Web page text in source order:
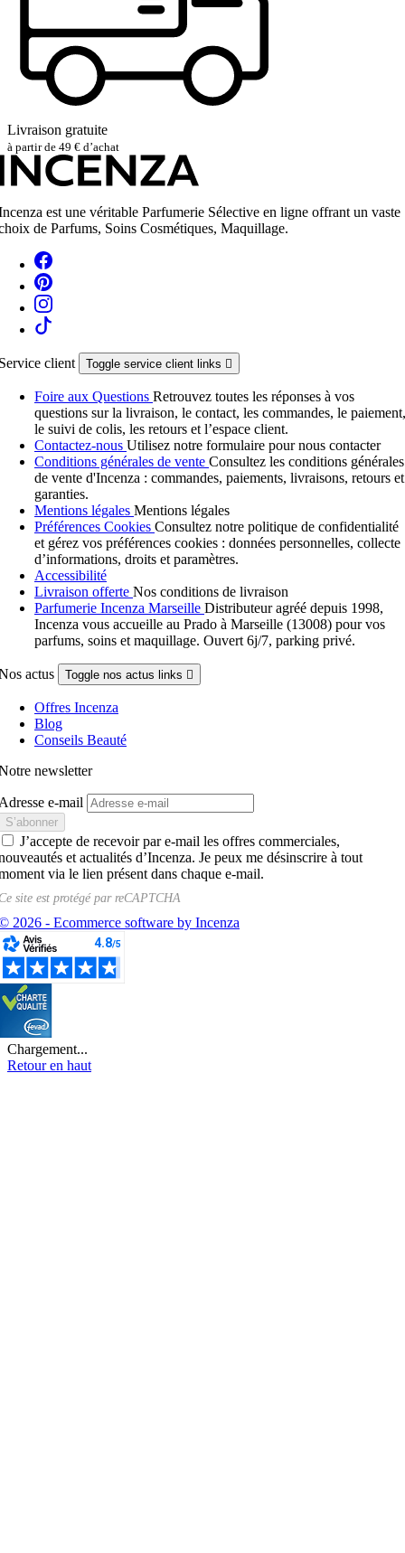
Livraison gratuite
à partir de 49 € d’achat
est une véritable Parfumerie Sélective en ligne offrant un vaste
de Parfums, Soins Cosmétiques, Maquillage.
client Toggle service client links 
Foire aux Questions Retrouvez toutes les réponses à vos
questions sur la livraison, le contact, les commandes, le paiement,
le suivi de colis, les retours et l’espace client.
Contactez-nous Utilisez notre formulaire pour nous contacter
Conditions générales de vente Consultez les conditions générales
de vente d'Incenza : commandes, paiements, livraisons, retours et
garanties.
Mentions légales Mentions légales
Préférences Cookies Consultez notre politique de confidentialité
et gérez vos préférences cookies : données personnelles, collecte
d’informations, droits et paramètres.
Accessibilité
Livraison offerte Nos conditions de livraison
Parfumerie Incenza Marseille Distributeur agréé depuis 1998,
Incenza vous accueille au Prado à Marseille (13008) pour vos
parfums, soins et maquillage. Ouvert 6j/7, parking privé.
actus Toggle nos actus links 
Offres Incenza
Blog
Conseils Beauté
newsletter
e-mail
J’accepte de recevoir par e-mail les offres commerciales,
et actualités d’Incenza. Je peux me désinscrire à tout
via le lien présent dans chaque e-mail.
site est protégé parreCAPTCHA
2026 - Ecommerce software by Incenza
Chargement...
Retour en haut